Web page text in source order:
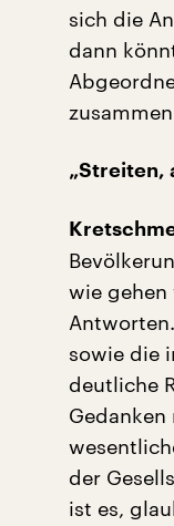
sich die
dann
„Streiten,
wie
sowie die
deutliche
der
ist es,